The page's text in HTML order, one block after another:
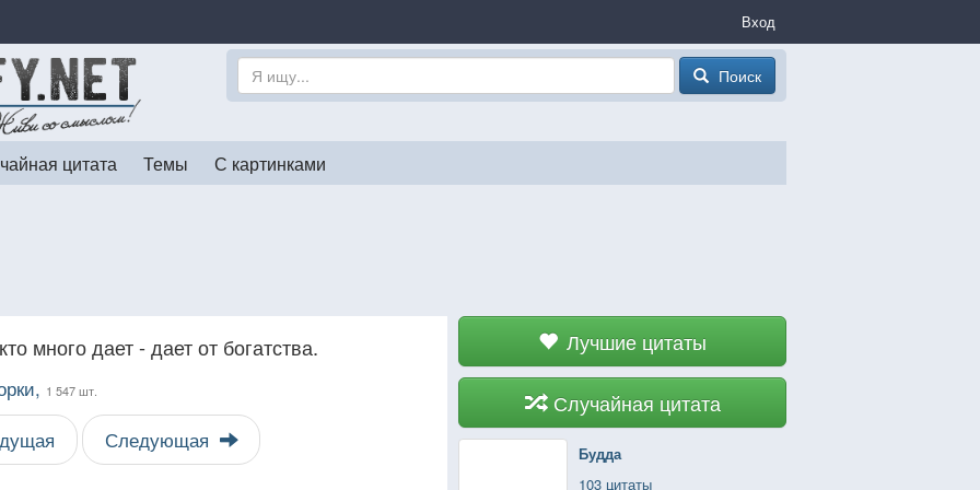
Вход
Поиск
цитата Темы С картинками
Лучшие цитаты
Случайная цитата
Будда
103 цитаты
много дает - дает от богатства.
1 547 шт.
Следующая